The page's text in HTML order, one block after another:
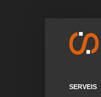
SERVEIS